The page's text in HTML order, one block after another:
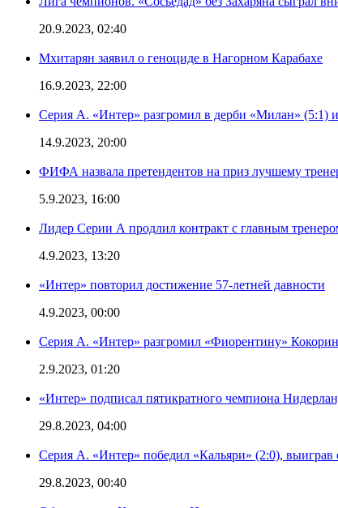
20.9.2023, 02:40
Мхитарян заявил о геноциде в Нагорном Карабахе
16.9.2023, 22:00
Серия А. «Интер» разгромил в дерби «Милан» (5:1)
14.9.2023, 20:00
ФИФА назвала претендентов на приз лучшему
5.9.2023, 16:00
Лидер Серии А продлил контракт с главным
4.9.2023, 13:20
«Интер» повторил достижение 57-летней давности
4.9.2023, 00:00
Серия А. «Интер» разгромил «Фиорентину»
2.9.2023, 01:20
«Интер» подписал пятикратного чемпиона
29.8.2023, 04:00
Серия А. «Интер» победил «Кальяри» (2:0), выиграв
29.8.2023, 00:40